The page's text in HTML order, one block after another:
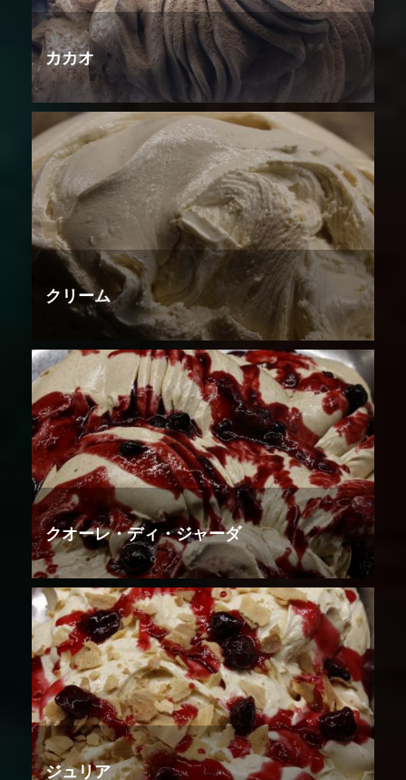
カカオ
クリーム
クオーレ・ディ・ジャーダ
ジュリア